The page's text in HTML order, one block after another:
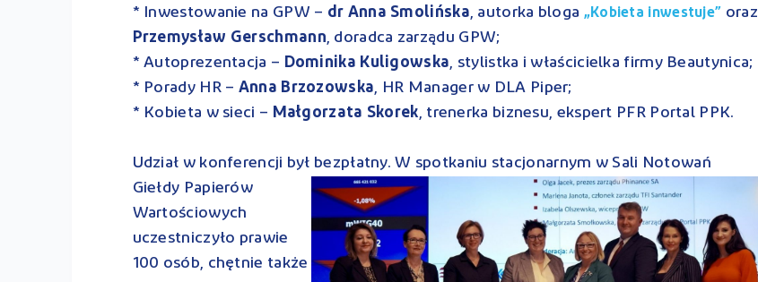
* Inwestowanie na GPW – dr Anna Smolińska, autorka bloga „Kobieta inwestuje” oraz
Przemysław Gerschmann, doradca zarządu GPW;
* Autoprezentacja – Dominika Kuligowska, stylistka i właścicielka firmy Beautynica;
* Porady HR – Anna Brzozowska, HR Manager w DLA Piper;
* Kobieta w sieci – Małgorzata Skorek, trenerka biznesu, ekspert PFR Portal PPK.
Udział w konferencji był bezpłatny. W spotkaniu stacjonarnym w Sali Notowań
Giełdy Papierów
Wartościowych
uczestniczyło prawie
100 osób, chętnie także